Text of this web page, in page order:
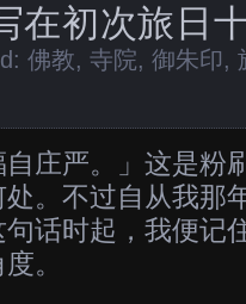
初次旅日
佛教, 寺院, 御朱印,
自庄严。」这是粉
。不过自从我那
句话时起，我便
。